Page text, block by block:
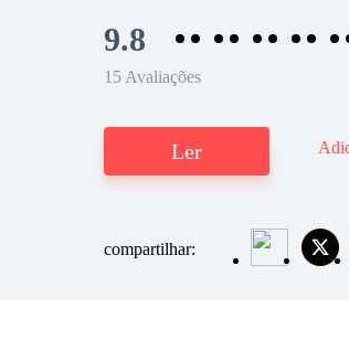
9.8
15 Avaliações
Ler
compartilhar: